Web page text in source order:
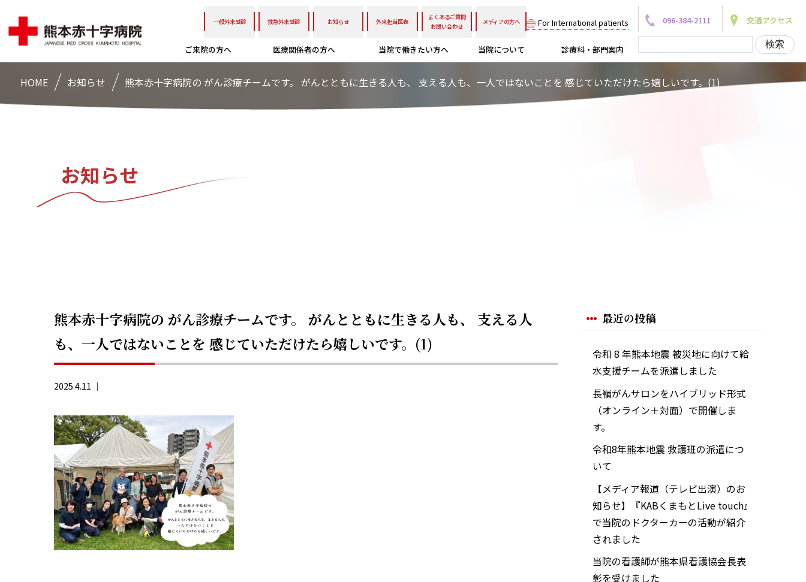
一般外来受診 救急外来受診 お知らせ 外来担当医表
よくあるご質問
お問い合わせ
メディアの方へ For International patients
ご来院の方へ 医療関係者の方へ 当院で働きたい方へ 当院について 診療科・部門案内
096-384-2111 交通アクセス
HOME お知らせ 熊本赤十字病院の がん診療チームです。 がんとともに生きる人も、 支える人も、一人ではないことを 感じていただけたら嬉しいです。(1)
お知らせ
熊本赤十字病院の がん診療チームです。 がんとともに生きる人も、 支える人
も、一人ではないことを 感じていただけたら嬉しいです。(1)
2025.4.11 ｜
最近の投稿
令和 8 年熊本地震 被災地に向けて給
水支援チームを派遣しました
長嶺がんサロンをハイブリッド形式
（オンライン＋対面）で開催しま
す。
令和8年熊本地震 救護班の派遣につ
いて
【メディア報道（テレビ出演）のお
知らせ】『KABくまもとLive touch』
で当院のドクターカーの活動が紹介
されました
当院の看護師が熊本県看護協会長表
彰を受けました